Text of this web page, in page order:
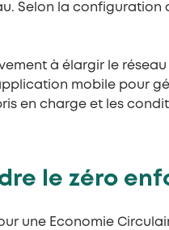
Selon la
à élargir le
mobile pour
en charge et les
le zéro
une Economie